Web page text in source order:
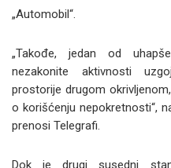
„Automobil“.
„Takođe, jedan od
nezakonite aktivnosti
prostorije drugom
o korišćenju nepokretnosti“,
prenosi Telegrafi.
Dok je drugi susedni